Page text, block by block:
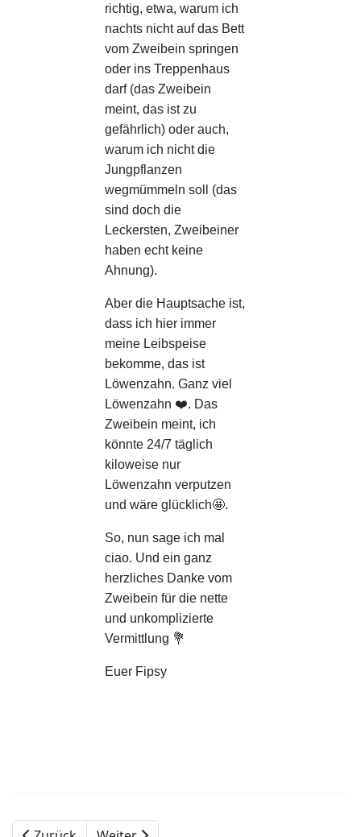
richtig, etwa, warum ich
nachts nicht auf das Bett
vom Zweibein springen
oder ins Treppenhaus
darf (das Zweibein
meint, das ist zu
gefährlich) oder auch,
warum ich nicht die
Jungpflanzen
wegmümmeln soll (das
sind doch die
Leckersten, Zweibeiner
haben echt keine
Ahnung).
Aber die Hauptsache ist,
dass ich hier immer
meine Leibspeise
bekomme, das ist
Löwenzahn. Ganz viel
Löwenzahn ❤️. Das
Zweibein meint, ich
könnte 24/7 täglich
kiloweise nur
Löwenzahn verputzen
und wäre glücklich🤩.
So, nun sage ich mal
ciao. Und ein ganz
herzliches Danke vom
Zweibein für die nette
und unkomplizierte
Vermittlung 💐
Euer Fipsy